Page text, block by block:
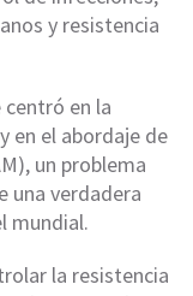
y resistencia
en la
en el abordaje de
un problema
una verdadera
mundial.
la resistencia